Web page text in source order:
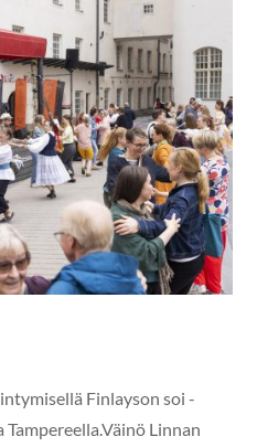
Finlayson soi -
Linnan